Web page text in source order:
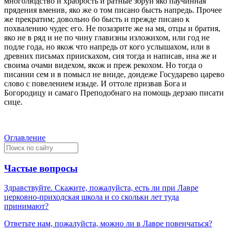
прядения вменив, яко же о том писано бысть напредь. Прочее
же прекратим; довольно бо бысть и прежде писано к
похвалению чудес его. Не позазрите же на мя, отцы и братия,
яко не в ряд и не по чину главизны изложихом, или год не
подле года, но якож что напредь от кого услышахом, или в
древних письмах приискахом, сия тогда и написав, ина же и
своима очами видехом, якож и преж рекохом. Но тогда о
писании сем и в помысл не вниде, дондеже Государево царево
слово с повелением изыде. И оттоле призвав Бога и
Богородицу и самаго Преподобнаго на помощь дерзаю писати
сице.
Оглавление
Частые вопросы
Здравствуйте. Скажите, пожалуйста, есть ли при Лавре
церковно-приходская школа и со скольки лет туда
принимают?
Ответьте нам, пожалуйста, можно ли в Лавре повенчаться?